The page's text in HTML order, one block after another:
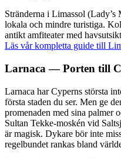
Stränderna i Limassol
lokala och mindre turistiga.
antikt amfiteater med
Läs vår kompletta guide till
Larnaca — Porten till
Larnaca har Cyperns största
första staden du ser. Men ge
promenaden med sina palmer
Sultan Tekke-moskén vid
är magisk. Dykare bör inte
regelbundet rankas bland